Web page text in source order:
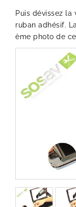
Puis dévissez
ruban adhésif.
ème photo de